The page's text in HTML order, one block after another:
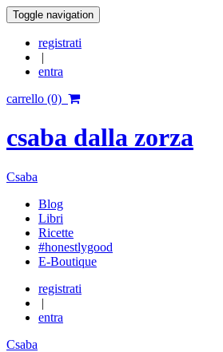
Toggle navigation
registrati
|
entra
carrello (0)
csaba dalla zorza
Csaba
Blog
Libri
Ricette
#honestlygood
E-Boutique
registrati
|
entra
Csaba